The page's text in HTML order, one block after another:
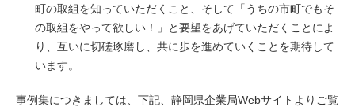
町の取組を知っていただくこと、そして「うちの市町でもそ
の取組をやって欲しい！」と要望をあげていただくことによ
り、互いに切磋琢磨し、共に歩を進めていくことを期待して
います。
事例集につきましては、下記、静岡県企業局Webサイトよりご覧